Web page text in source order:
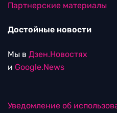
Партнерские материалы
Достойные новости
Мы в Дзен.Новостях
и Google.News
Уведомление об